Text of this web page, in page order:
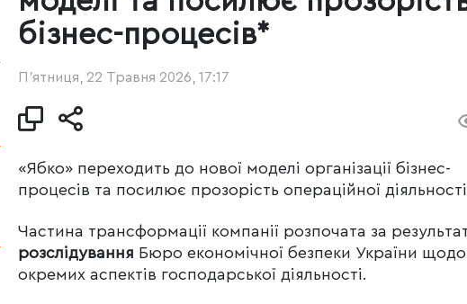
бізнес-процесів*
П’ятниця, 22 Травня 2026, 17:17
«Ябко» переходить до нової моделі організації бізнес-
процесів та посилює прозорість операційної
Частина трансформації компанії розпочата за
розслідування Бюро економічної безпеки України щодо
окремих аспектів господарської діяльності.